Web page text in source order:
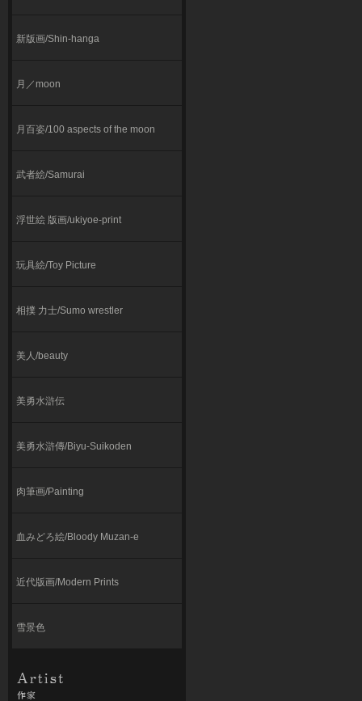
新版画/Shin-hanga
月／moon
月百姿/100 aspects of the moon
武者絵/Samurai
浮世絵 版画/ukiyoe-print
玩具絵/Toy Picture
相撲 力士/Sumo wrestler
美人/beauty
美勇水滸伝
美勇水滸傳/Biyu-Suikoden
肉筆画/Painting
血みどろ絵/Bloody Muzan-e
近代版画/Modern Prints
雪景色